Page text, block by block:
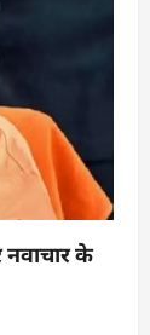
नवाचार के